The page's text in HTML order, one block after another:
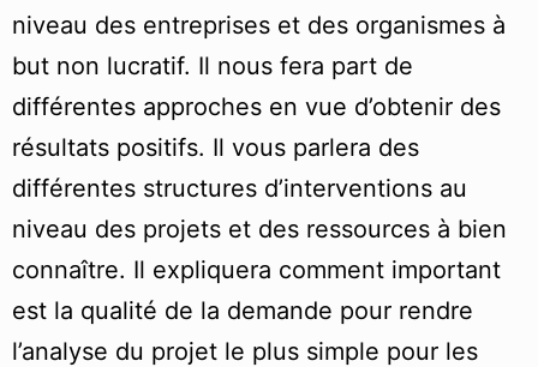
niveau des entreprises et des organismes à
but non lucratif. Il nous fera part de
différentes approches en vue d’obtenir des
résultats positifs. Il vous parlera des
différentes structures d’interventions au
niveau des projets et des ressources à bien
connaître. Il expliquera comment important
est la qualité de la demande pour rendre
l’analyse du projet le plus simple pour les